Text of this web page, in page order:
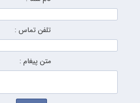
تلفن تماس :
متن پیغام :